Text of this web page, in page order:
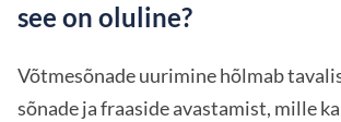
see on oluline?
Võtmesõnade uurimine hõlmab
sõnade ja fraaside avastamist, mille